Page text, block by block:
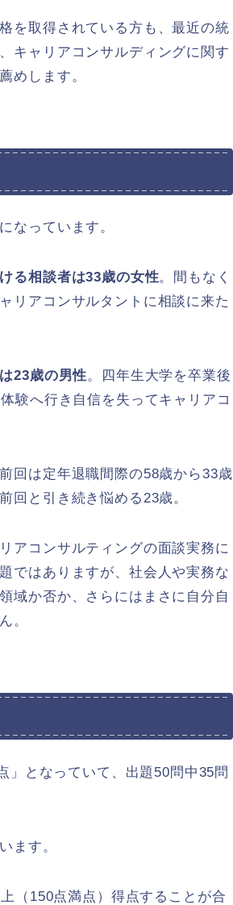
を取得されている方も、最近の統
キャリアコンサルディングに関す
めします。
なっています。
る相談者は33歳の女性。間もなく
リアコンサルタントに相談に来た
23歳の男性。四年生大学を卒業後
験へ行き自信を失ってキャリアコ
回は定年退職間際の58歳から33歳
回と引き続き悩める23歳。
アコンサルティングの面談実務に
ではありますが、社会人や実務な
域か否か、さらにはまさに自分自
。
」となっていて、出題50問中35問
ます。
（150点満点）得点することが合